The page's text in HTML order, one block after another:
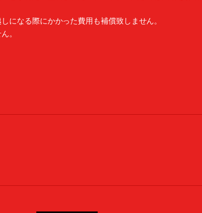
になる際にかかった費用も補償致しません。
。